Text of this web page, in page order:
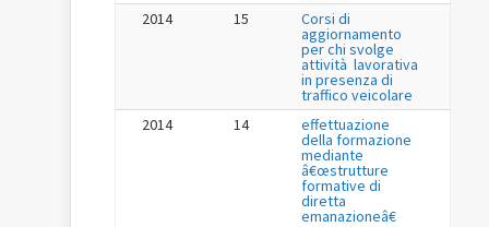
2014
15 Corsi di
aggiornamento
per chi svolge
attività lavorativa
in presenza di
traffico veicolare
2014
14 effettuazione
della formazione
mediante
â€œstrutture
formative di
diretta
emanazioneâ€